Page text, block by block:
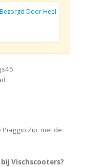
Door Heel
Zip met de
Vischscooters?